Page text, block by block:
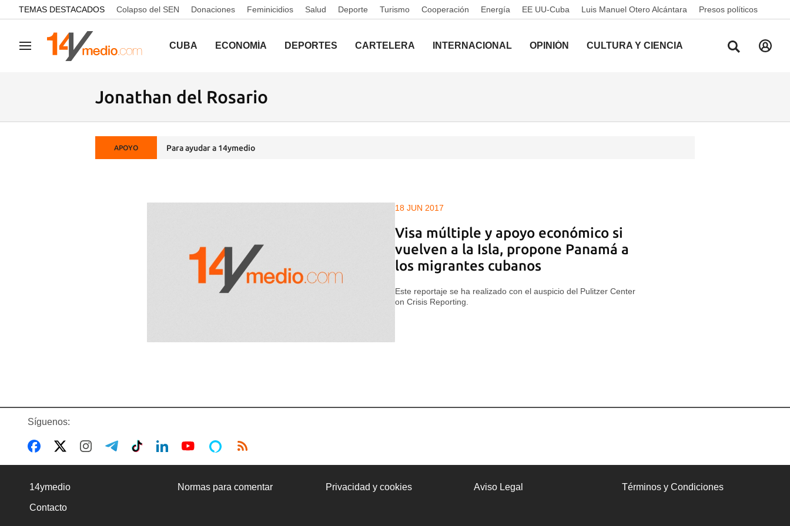
common.go-to-content
TEMAS DESTACADOS Colapso del SEN Donaciones Feminicidios Salud Deporte Turismo Cooperación Energía EE UU-Cuba Luis Manuel Otero Alcántara Presos políticos
Navegación CUBA ECONOMÍA DEPORTES CARTELERA INTERNACIONAL OPINIÓN CULTURA Y CIENCIA
Jonathan del Rosario
APOYO Para ayudar a 14ymedio
18 JUN 2017
Visa múltiple y apoyo económico si
vuelven a la Isla, propone Panamá a
los migrantes cubanos
Este reportaje se ha realizado con el auspicio del Pulitzer Center
on Crisis Reporting.
Síguenos:
14ymedio Normas para comentar Privacidad y cookies Aviso Legal Términos y Condiciones
Contacto